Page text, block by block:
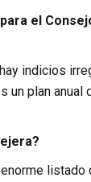
el
indicios
un plan anual